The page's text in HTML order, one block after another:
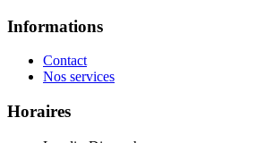
Informations
Contact
Nos services
Horaires